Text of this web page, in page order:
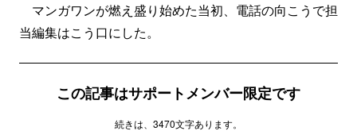
マンガワンが燃え盛り始めた当初、電話の向こうで担
当編集はこう口にした。
この記事はサポートメンバー限定です
続きは、3470文字あります。